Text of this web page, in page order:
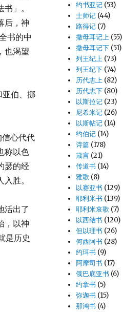
」。
后，神
书的中
也渴望
亚伯、挪
心代代
称以色
瑟的经
胜。
活出了
，以神
是历史
约书亚记 (53)
士师记 (44)
路得记 (7)
撒母耳记上 (55)
撒母耳记下 (51)
列王纪上 (73)
列王纪下 (74)
历代志上 (82)
历代志下 (80)
以斯拉记 (23)
尼希米记 (26)
以斯帖记 (14)
约伯记 (14)
诗篇 (178)
箴言 (21)
传道书 (14)
雅歌 (8)
以赛亚书 (129)
耶利米书 (139)
耶利米哀歌 (7)
以西结书 (120)
但以理书 (26)
何西阿书 (28)
约珥书 (9)
阿摩司书 (17)
俄巴底亚书 (6)
约拿书 (5)
弥迦书 (15)
那鸿书 (4)